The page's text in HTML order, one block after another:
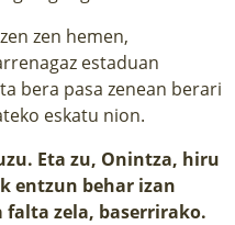
zen hemen,
estaduan
bera pasa zenean berari
eskatu nion.
Eta zu, Onintza, hiru
entzun behar izan
zela, baserrirako.